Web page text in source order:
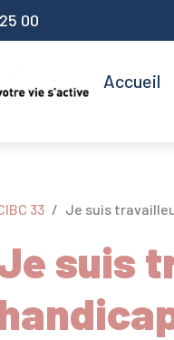
téléphone :
00
Accueil
33 Je suis
suis
des cookies